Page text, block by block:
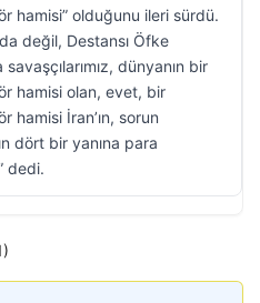
hamisi” olduğunu ileri sürdü.
değil, Destansı Öfke
dünyanın bir
hamisi olan, evet, bir
hamisi İran’ın, sorun
dört bir yanına para
dedi.